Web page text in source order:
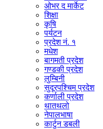
ओभर द मार्केट
शिक्षा
कृषि
पर्यटन
प्रदेश नं. १
मधेश
बागमती प्रदेश
गण्डकी प्रदेश
लुम्बिनी
सुदूरपश्चिम प्रदेश
कर्णाली प्रदेश
थातथलो
नेपालभाषा
कार्टुन डबली